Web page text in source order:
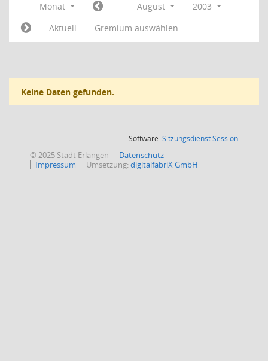
Monat August
2003
Aktuell
Gremium auswählen
Keine Daten gefunden.
Software:SitzungsdienstSession(Wird in
© 2025 Stadt Erlangen
Datenschutz
Impressum
Umsetzung:digitalfabriX GmbH